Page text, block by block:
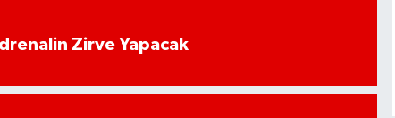
Zirve Yapacak